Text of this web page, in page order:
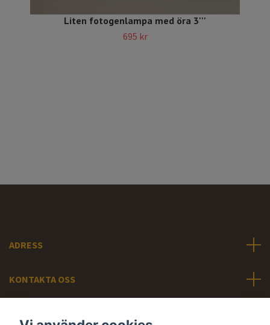
Liten fotogenlampa med öra 3'''
695 kr
ADRESS
KONTAKTA OSS